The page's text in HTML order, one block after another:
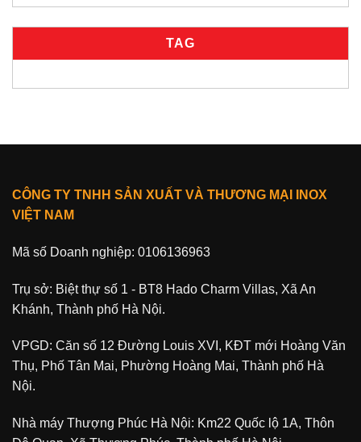
TAG
CÔNG TY TNHH SẢN XUẤT VÀ THƯƠNG MẠI INOX
VIỆT NAM
Mã số Doanh nghiệp: 0106136963
Trụ sở: Biệt thự số 1 - BT8 Hado Charm Villas, Xã An
Khánh, Thành phố Hà Nội.
VPGD: Căn số 12 Đường Louis XVI, KĐT mới Hoàng Văn
Thụ, Phố Tân Mai, Phường Hoàng Mai, Thành phố Hà
Nội.
Nhà máy Thượng Phúc Hà Nội: Km22 Quốc lộ 1A, Thôn